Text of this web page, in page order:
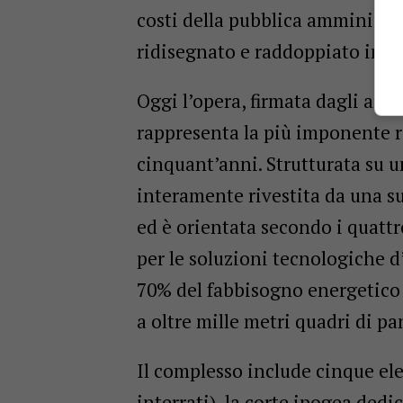
costi della pubblica
ridisegnato e raddoppiato in
Oggi l’opera, firmata dagli
rappresenta la più imponente
cinquant’anni. Strutturata su
interamente rivestita da una
ed è orientata secondo i
per le soluzioni tecnologiche
70% del fabbisogno
a oltre mille metri quadri di
Il complesso include cinque